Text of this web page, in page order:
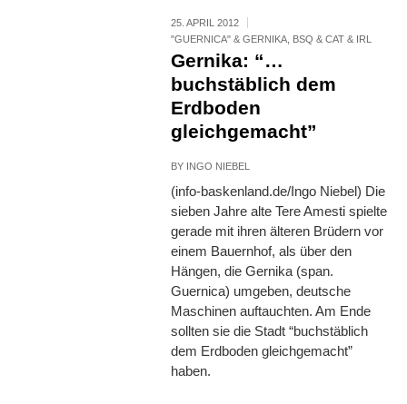
25. APRIL 2012
"GUERNICA" & GERNIKA BSQ & CAT & IRL
Gernika: “…
buchstäblich dem
Erdboden
gleichgemacht”
BY INGO NIEBEL
(info-baskenland.de/Ingo Niebel) Die
sieben Jahre alte Tere Amesti spielte
gerade mit ihren älteren Brüdern vor
einem Bauernhof, als über den
Hängen, die Gernika (span.
Guernica) umgeben, deutsche
Maschinen auftauchten. Am Ende
sollten sie die Stadt “buchstäblich
dem Erdboden gleichgemacht”
haben.